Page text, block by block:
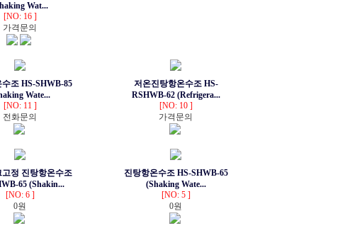
Wat...
[NO: 16 ]
가격문의
조 HS-SHWB-85
Wate...
[NO: 11 ]
전화문의
저온진탕항온수조 HS-
RSHWB-62 (Refrigera...
[NO: 10 ]
가격문의
고정 진탕항온수조
65 (Shakin...
[NO: 6 ]
0원
진탕항온수조 HS-SHWB-65
(Shaking Wate...
[NO: 5 ]
0원